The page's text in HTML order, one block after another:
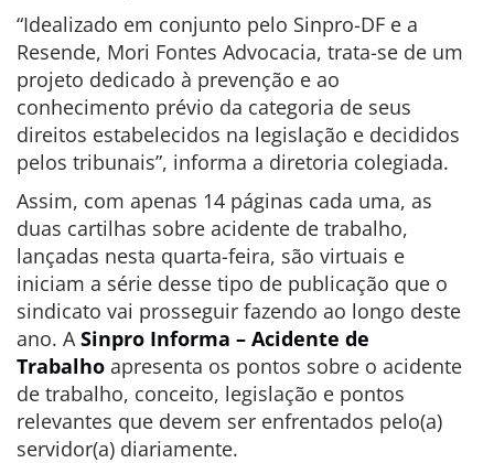
“Idealizado em conjunto pelo Sinpro-DF e a
Resende, Mori Fontes Advocacia, trata-se de um
projeto dedicado à prevenção e ao
conhecimento prévio da categoria de seus
direitos estabelecidos na legislação e decididos
pelos tribunais”, informa a diretoria colegiada.
Assim, com apenas 14 páginas cada uma, as
duas cartilhas sobre acidente de trabalho,
lançadas nesta quarta-feira, são virtuais e
iniciam a série desse tipo de publicação que o
sindicato vai prosseguir fazendo ao longo deste
ano. ASinpro Informa – Acidente de
Trabalho apresenta os pontos sobre o acidente
de trabalho, conceito, legislação e pontos
relevantes que devem ser enfrentados pelo(a)
servidor(a) diariamente.